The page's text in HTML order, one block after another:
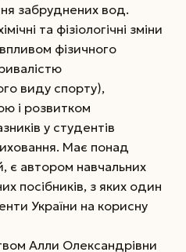
забруднених вод.
та фізіологічні зміни
фізичного
виду спорту),
і розвитком
у студентів
Має понад
є автором навчальних
посібників, з яких один
України на корисну
Алли Олександрівни